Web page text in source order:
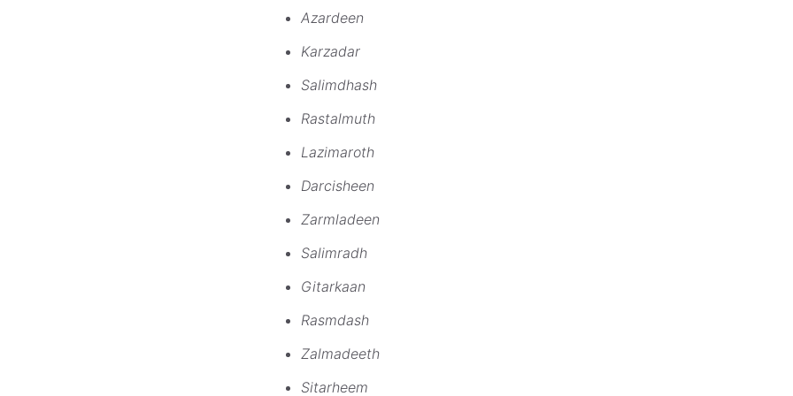
Azardeen
Karzadar
Salimdhash
Rastalmuth
Lazimaroth
Darcisheen
Zarmladeen
Salimradh
Gitarkaan
Rasmdash
Zalmadeeth
Sitarheem